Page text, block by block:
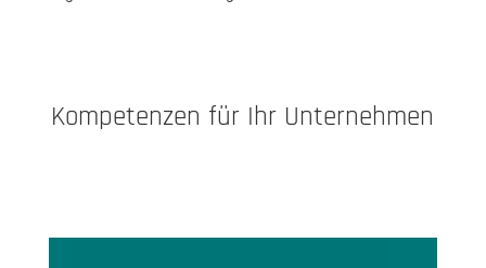
Kompetenzen für Ihr Unternehmen